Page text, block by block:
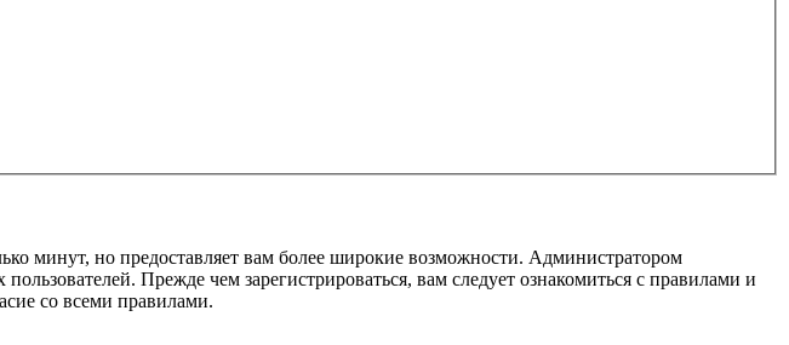
минут, но предоставляет вам более широкие возможности. Администратором
Прежде чем зарегистрироваться, вам следует ознакомиться с правилами и
со всеми правилами.